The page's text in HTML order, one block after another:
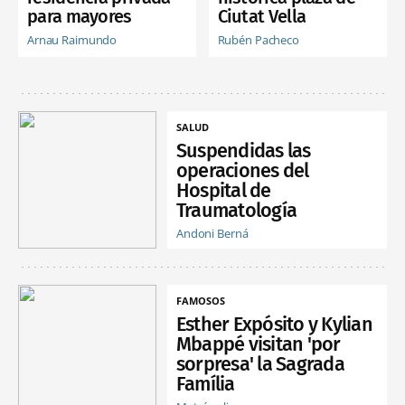
para mayores
Arnau Raimundo
Ciutat Vella
Rubén Pacheco
SALUD
Suspendidas las
operaciones del
Hospital de
Traumatología
Andoni Berná
FAMOSOS
Esther Expósito y Kylian
Mbappé visitan 'por
sorpresa' la Sagrada
Família